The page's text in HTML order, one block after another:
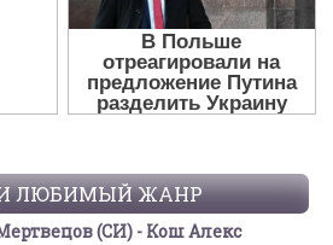
ЛЮБИМЫЙ ЖАНР
(СИ) - Кош Алекс